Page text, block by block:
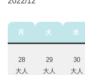
月 火 水
28
大人
29
大人
30
大人